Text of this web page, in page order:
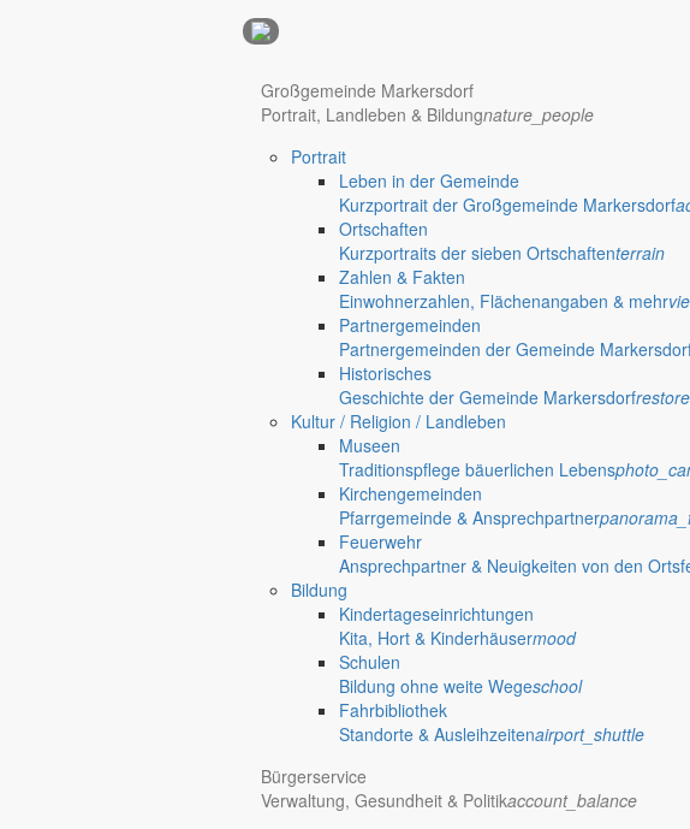
Hotel Nürnberg
Regional werben auf markersdorf.de! anzeigen@gemeinde-markersdorf.de
Großgemeinde Markersdorf
Portrait, Landleben & Bildungnature_people
Portrait
Leben in der Gemeinde
Kurzportrait der Großgemeinde Markersdorf
Ortschaften
Kurzportraits der sieben Ortschaftenterrain
Zahlen & Fakten
Einwohnerzahlen, Flächenangaben & mehr
Partnergemeinden
Partnergemeinden der Gemeinde
Historisches
Geschichte der Gemeinde Markersdorfrestore
Kultur / Religion / Landleben
Museen
Traditionspflege bäuerlichen Lebens
Kirchengemeinden
Pfarrgemeinde & Ansprechpartner
Feuerwehr
Ansprechpartner & Neuigkeiten von den
Bildung
Kindertageseinrichtungen
Kita, Hort & Kinderhäusermood
Schulen
Bildung ohne weite Wegeschool
Fahrbibliothek
Standorte & Ausleihzeitenairport_shuttle
Bürgerservice
Verwaltung, Gesundheit & Politikaccount_balance
Deutsch-Paulsdorf